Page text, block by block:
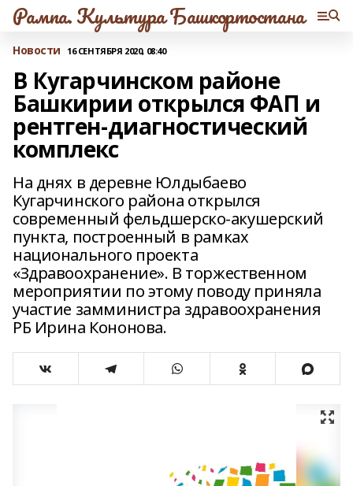
Рампа. Культура Башкортостана
Новости 16 СЕНТЯБРЯ 2020, 08:40
В Кугарчинском районе
Башкирии открылся ФАП и
рентген-диагностический
комплекс
На днях в деревне Юлдыбаево
Кугарчинского района открылся
современный фельдшерско-акушерский
пункта, построенный в рамках
национального проекта
«Здравоохранение». В торжественном
мероприятии по этому поводу приняла
участие замминистра здравоохранения
РБ Ирина Кононова.